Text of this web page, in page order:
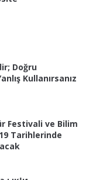
Doğru
Kullanırsanız
Festivali ve Bilim
Tarihlerinde